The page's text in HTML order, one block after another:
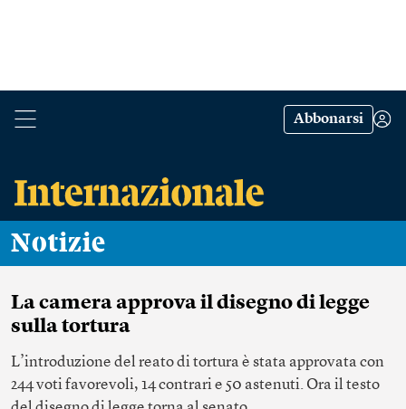
Abbonarsi
Notizie
La camera approva il disegno di legge
sulla tortura
L’introduzione del reato di tortura è stata approvata con
244 voti favorevoli, 14 contrari e 50 astenuti. Ora il testo